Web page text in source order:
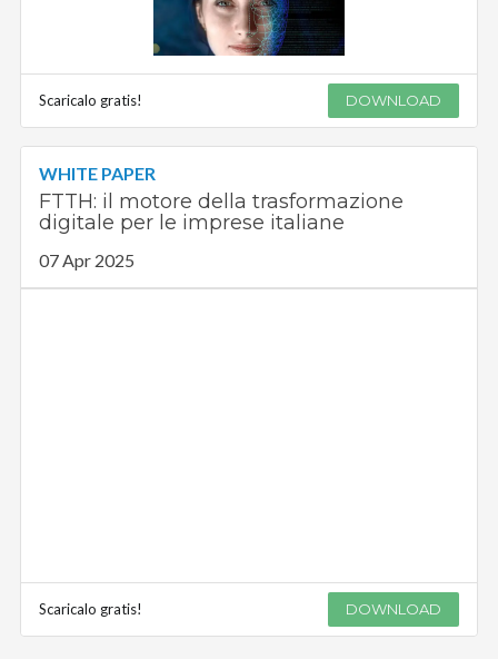
Scaricalo gratis! DOWNLOAD
WHITE PAPER
FTTH: il motore della trasformazione
digitale per le imprese italiane
07 Apr 2025
Scaricalo gratis! DOWNLOAD